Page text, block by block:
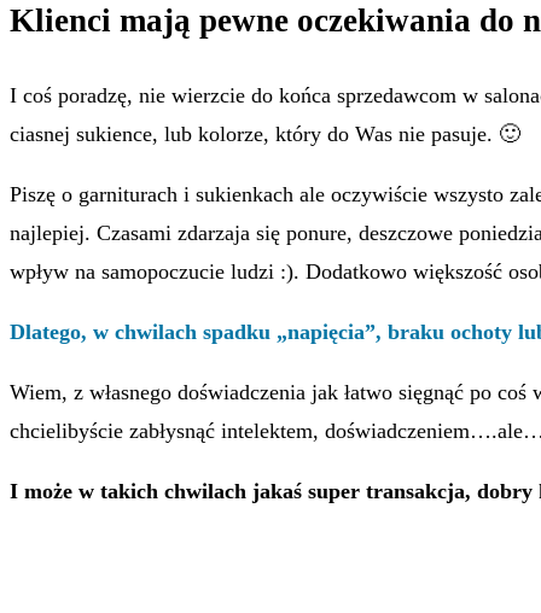
Klienci mają pewne oczekiwania do
I coś poradzę, nie wierzcie do końca sprzedawcom w
ciasnej sukience, lub kolorze, który do Was nie pasuje. 🙂
Piszę o garniturach i sukienkach ale oczywiście wszysto
najlepiej. Czasami zdarzaja się ponure, deszczowe
wpływ na samopoczucie ludzi :). Dodatkowo większość
Dlatego, w chwilach spadku „napięcia”, braku ochoty
Wiem, z własnego doświadczenia jak łatwo sięgnąć po
chcielibyście zabłysnąć intelektem,
I może w takich chwilach jakaś super transakcja, dobry